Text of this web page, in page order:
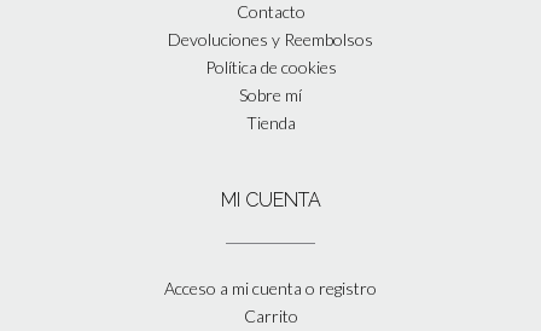
Contacto
Devoluciones y Reembolsos
Política de cookies
Sobre mí
Tienda
MI CUENTA
Acceso a mi cuenta o registro
Carrito